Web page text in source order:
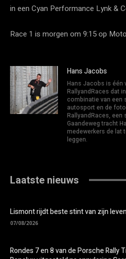
in een Cyan Performance Lynk &
Race 1 is morgen om 9:15 op
Hans Jacobs
Hans Jacobs is één
RallyandRaces dat
combinatie van een
autosport en de
RallyandRaces, een
Gaandeweg tracht
medewerkers de lat
leggen.
Laatste nieuws
Lismont rijdt beste stint van zijn
07/08/2026
Rondes 7 en 8 van de Porsche Rally